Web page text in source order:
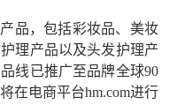
品，包括彩妆品、美妆
理产品以及头发护理产
线已推广至品牌全球90
在电商平台hm.com进行